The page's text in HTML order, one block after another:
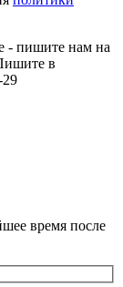
- пишите нам на
в
время после